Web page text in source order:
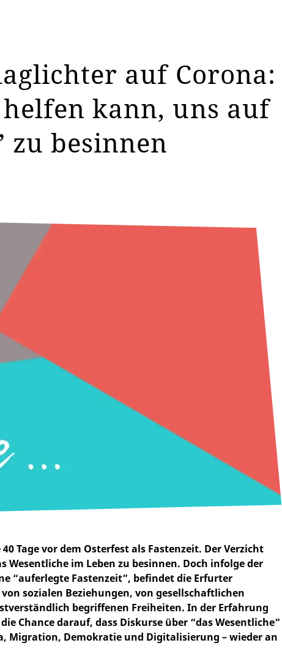
auf Corona:
kann, uns auf
zu besinnen
Tage vor dem Osterfest als Fastenzeit. Der Verzicht
Wesentliche im Leben zu besinnen. Doch infolge der
“auferlegte Fastenzeit”, befindet die Erfurter
sozialen Beziehungen, von gesellschaftlichen
begriffenen Freiheiten. In der Erfahrung
Chance darauf, dass Diskurse über “das Wesentliche”
Migration, Demokratie und Digitalisierung – wieder an